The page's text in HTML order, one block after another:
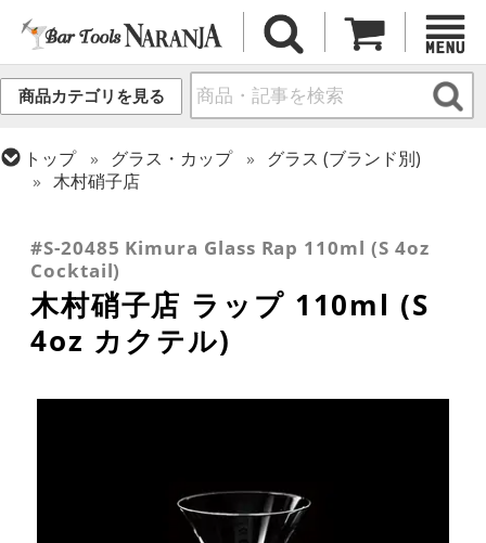
商品カテゴリを見る
トップ グラス・カップ
グラス (ブランド別)
木村硝子店
カクテルグラス (全サイズ)
#S-20485 Kimura Glass Rap 110ml (S 4oz
Cocktail)
木村硝子店 ラップ 110ml (S
4oz カクテル)